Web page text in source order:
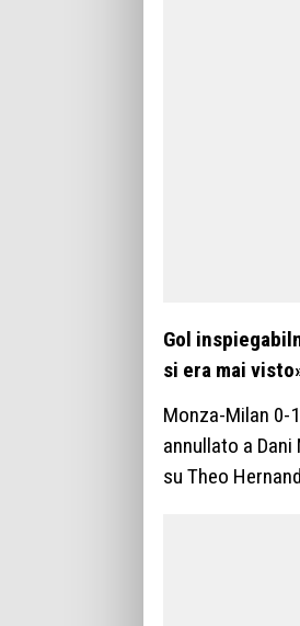
Gol
si era mai
Monza-Milan 0-
annullato a
su Theo